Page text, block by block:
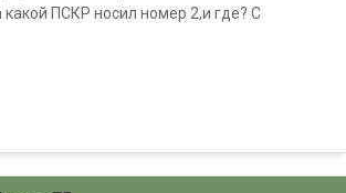
какой ПСКР носил номер 2,и где? С